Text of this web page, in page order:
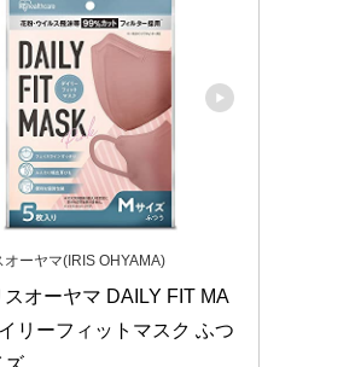
オーヤマ(IRIS OHYAMA)
スオーヤマ DAILY FIT MA
リーフィットマスク ふつ